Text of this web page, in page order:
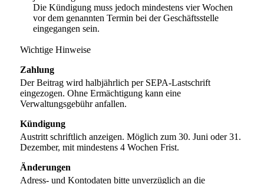
Die Kündigung muss jedoch mindestens vier Wochen
vor dem genannten Termin bei der Geschäftsstelle
eingegangen sein.
Wichtige Hinweise
Zahlung
Der Beitrag wird halbjährlich per SEPA-Lastschrift
eingezogen. Ohne Ermächtigung kann eine
Verwaltungsgebühr anfallen.
Kündigung
Austritt schriftlich anzeigen. Möglich zum 30. Juni oder 31.
Dezember, mit mindestens 4 Wochen Frist.
Änderungen
Adress- und Kontodaten bitte unverzüglich an die